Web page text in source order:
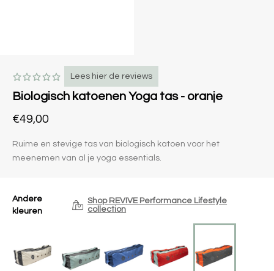
Lees hier de reviews
Biologisch katoenen Yoga tas - oranje
€49,00
Ruime en stevige tas van biologisch katoen voor het
meenemen van al je yoga essentials.
Andere
kleuren
Shop REVIVE Performance Lifestyle
collection